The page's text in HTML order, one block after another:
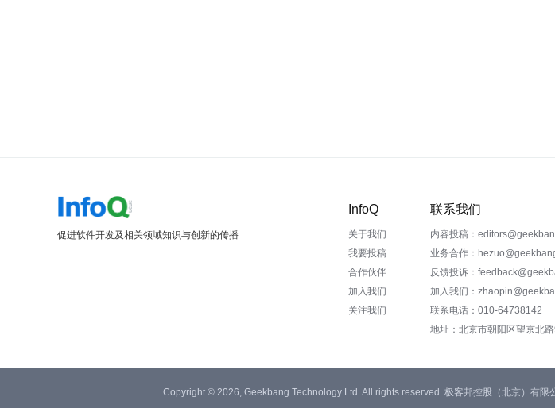
促进软件开发及相关领域知识与创新的传播
InfoQ
关于我们
我要投稿
合作伙伴
加入我们
关注我们
联系我们
内容投稿：
业务合作：
反馈投诉：
加入我们：
联系电话：010-64738142
地址：北京市朝阳区望京北
Copyright © 2026, Geekbang Technology Ltd. All rights reserved. 极客邦控股（北京）有限公